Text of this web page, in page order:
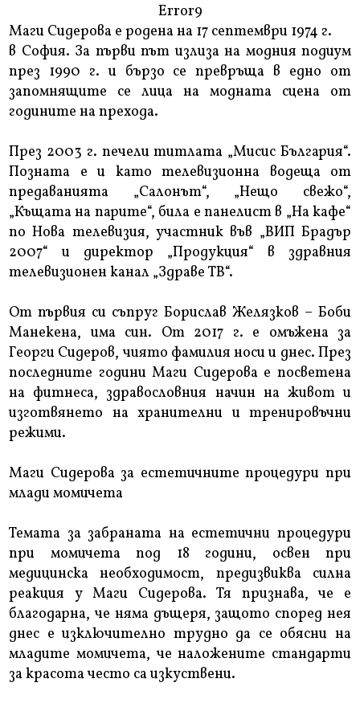
Error9
Маги Сидерова е родена на 17 септември 1974 г.
в София. За първи път излиза на модния подиум
през 1990 г. и бързо се превръща в едно от
запомнящите се лица на модната сцена от
годините на прехода.
През 2003 г. печели титлата „Мисис България“.
Позната е и като телевизионна водеща от
предаванията „Салонът“, „Нещо свежо“,
„Къщата на парите“, била е панелист в „На кафе“
по Нова телевизия, участник във „ВИП Брадър
2007“ и директор „Продукция“ в здравния
телевизионен канал „Здраве ТВ“.
От първия си съпруг Борислав Желязков – Боби
Манекена, има син. От 2017 г. е омъжена за
Георги Сидеров, чиято фамилия носи и днес. През
последните години Маги Сидерова е посветена
на фитнеса, здравословния начин на живот и
изготвянето на хранителни и тренировъчни
режими.
Маги Сидерова за естетичните процедури при
млади момичета
Темата за забраната на естетични процедури
при момичета под 18 години, освен при
медицинска необходимост, предизвиква силна
реакция у Маги Сидерова. Тя признава, че е
благодарна, че няма дъщеря, защото според нея
днес е изключително трудно да се обясни на
младите момичета, че наложените стандарти
за красота често са изкуствени.